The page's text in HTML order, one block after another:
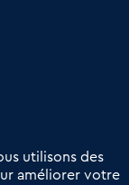
utilisons des
améliorer votre